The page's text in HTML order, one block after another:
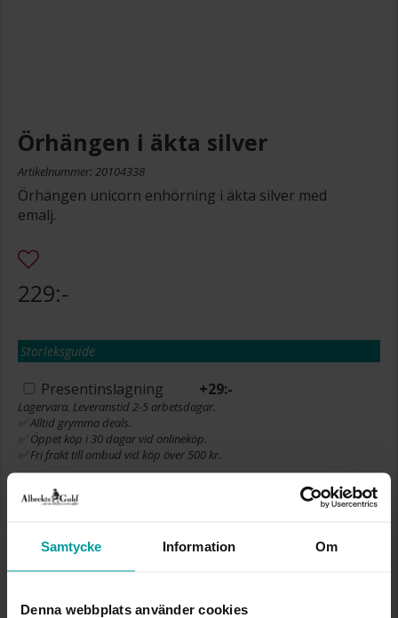
Samtycke Information Om
Denna webbplats använder cookies
Örhängen i äkta silver
Artikelnummer: 20104338
Örhängen unicorn enhörning i äkta silver med
emalj.
229:-
Storleksguide
Presentinslagning +29:-
Lagervara. Leveranstid 2-5 arbetsdagar.
✅ Alltid grymma deals.
✅ Öppet köp i 30 dagar vid onlineköp.
✅ Fri frakt till ombud vid köp över 500 kr.
LÄGG I VARUKORGEN